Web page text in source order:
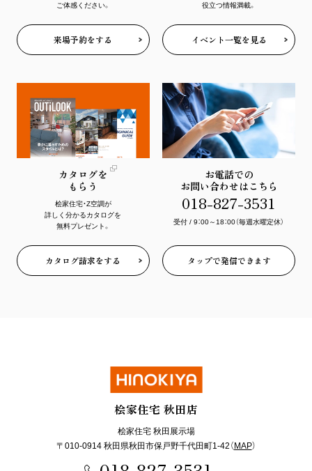
ご体感ください。
来場予約をする
役立つ情報満載。
イベント一覧を見る
カタログを
もらう
桧家住宅・Z空調が
詳しく分かるカタログを
無料プレゼント。
カタログ請求をする
お電話での
お問い合わせはこちら
018-827-3531
受付 / 9：00～18：00（毎週水曜定休）
タップで発信できます
桧家住宅 秋田店
桧家住宅 秋田展示場
〒010-0914 秋田県秋田市保戸野千代田町1-42（ MAP）